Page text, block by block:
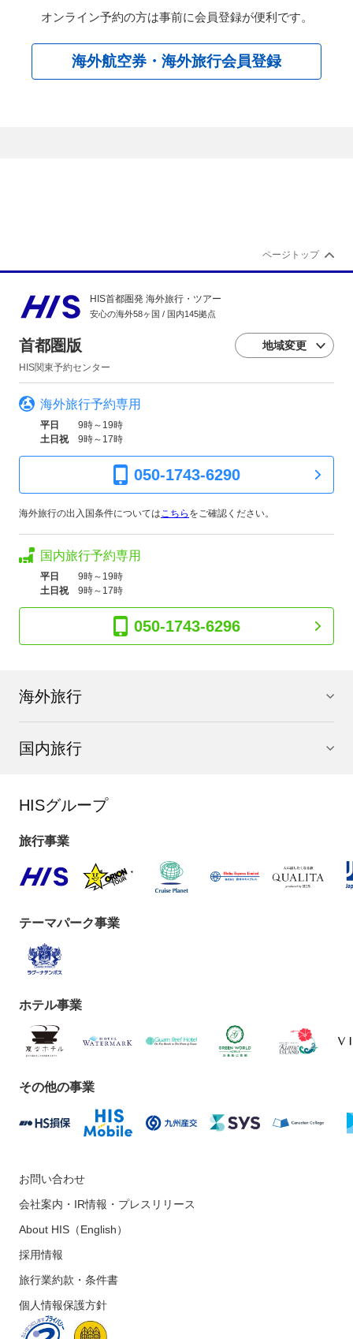
途中、陶器工房へもご案内。
ホテル着。
4日目のオプショナルツアー・特典
※予約へ進んだ先にてオプショナルツアー・特典をお申し
込みいただくことができます。
※ご出発日により催行の無い日に該当する場合があります
のでご確認ください。
※掲載の日本円目安額は、検索時の換算レートにて算出し
ています。
※ご希望のオプショナルツアーをクリックしていただくと
詳細がご確認いただけます。
気球から見るカッパドキア(USD/
日本払い)
41,280円～42,870円
カッパドキア アンカラ
昼食後、
アンカラへ（303km/約3時間10分）【休憩回数
の目安：1回】
アンカラ観光（30分）
トルコの首都アンカラにて、 美しいシャンデリアが特徴の
(※)モスク観光の際の服装に関して；女性は足首や体のラ
インが見えない服装と髪の毛を隠す為にスカーフが必要で
す。スカーフはモスク等での貸出（有料又は無料）が可能
なケースもありますが、不特定多数の人が利用したものに
カーフをご持参なさることをお勧めします。男性も肌の露
出が少ない服装をご用意ください。（タンクトップや短パ
ンで入場を断れる場合があります）
ホテル着。
5日目のオプショナルツアー・特典
込みいただくことができます。
※ご出発日により催行の無い日に該当する場合があります
のでご確認ください。
※掲載の日本円目安額は、検索時の換算レートにて算出し
ています。
※ご希望のオプショナルツアーをクリックしていただくと
オンライン予約の方は事前に会員登録が便利です。
海外航空券・海外旅行会員登録
HIS首都圏発 海外旅行・ツアー
安心の海外58ヶ国 / 国内145拠点
首都圏版 地域変更
HIS関東予約センター
海外旅行予約専用
平日
9時～19時
土日祝
9時～17時
050-1743-6290
海外旅行の出入国条件についてはこちら をご確認ください。
国内旅行予約専用
平日
9時～19時
土日祝
9時～17時
050-1743-6296
海外旅行
国内旅行
HISグループ
旅行事業
テーマパーク事業
ホテル事業
その他の事業
お問い合わせ
会社案内・IR情報・プレスリリース
About HIS（English）
採用情報
旅行業約款・条件書
個人情報保護方針
ページトップ